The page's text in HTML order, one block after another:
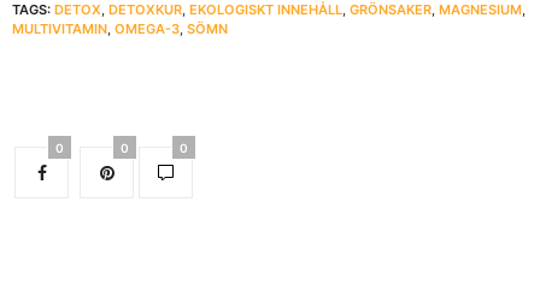
TAGS: DETOX, DETOXKUR, EKOLOGISKT INNEHÅLL, GRÖNSAKER, MAGNESIUM,
MULTIVITAMIN, OMEGA-3, SÖMN
0 0 0